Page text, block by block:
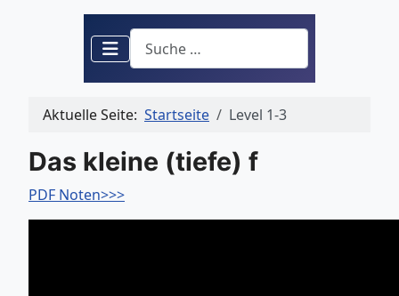
Suchen
Aktuelle Seite: Startseite Level 1-3
Das kleine (tiefe) f
PDF Noten>>>